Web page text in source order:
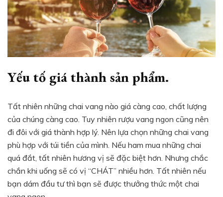
Yếu tố giá thành sản phẩm.
Tất nhiên những chai vang nào giá càng cao, chất lượng
của chúng càng cao. Tuy nhiên rượu vang ngon cũng nên
đi đôi với giá thành hợp lý. Nên lựa chọn những chai vang
phù hợp với túi tiền của mình. Nếu ham mua những chai
quá đắt, tất nhiên hương vị sẽ đặc biệt hơn. Nhưng chắc
chắn khi uống sẽ có vị “CHÁT” nhiều hơn. Tất nhiên nếu
bạn dám đầu tư thì bạn sẽ được thưởng thức một chai